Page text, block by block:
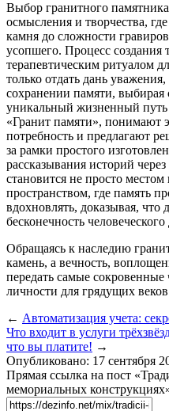
Выбор гранитного
осмысления и творчества,
камня до сложности
усопшего. Процесс создания
терапевтическим ритуалом
только отдать дань
сохранении памяти,
уникальный жизненный
«Гранит памяти», понимают
потребность и предлагают
за рамки простого
рассказывания историй
становится не просто
пространством, где память
вдохновлять, доказывая, что
бесконечность человеческого
Обращаясь к наследию
камень, а вечность,
передать самые
личности для грядущих
← Автоматизация учета:
Что входит в услуги
что вы платите! →
Опубликовано: 17 сентября
Прямая ссылка на пост
мемориальных